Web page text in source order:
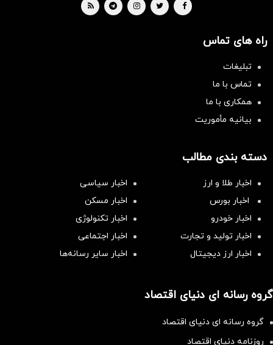
راه های تماس
تبلیغات
تماس با ما
همکاری با ما
بیانیه مأموریت
دسته بندی مطالب
اخبار طلا و ارز
اخبار سیاسی
اخبار بورس
اخبار مسکن
اخبار خودرو
اخبار تکنولوژی
اخبار تولید و تجارت
اخبار اجتماعی
اخبار ارز دیجیتال
اخبار سایر رسانه‌‌ها
گروه رسانه ای دنیای اقتصاد
گروه رسانه ای دنیای اقتصاد
روزنامه دنیای اقتصاد